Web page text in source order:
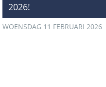
2026!
WOENSDAG 11 FEBRUARI 2026